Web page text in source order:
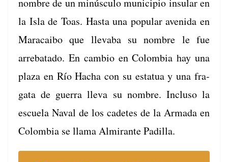
nom­bre de un minús­cu­lo munici­pio insu­lar en
la Isla de Toas. Has­ta una pop­u­lar aveni­da en
Mara­cai­bo que llev­a­ba su nom­bre le fue
arrebata­do. En cam­bio en Colom­bia hay una
plaza en Río Hacha con su estat­ua y una fra­
ga­ta de guer­ra lle­va su nom­bre. Inclu­so la
escuela Naval de los cadetes de la Arma­da en
Colom­bia se lla­ma Almi­rante Padilla.